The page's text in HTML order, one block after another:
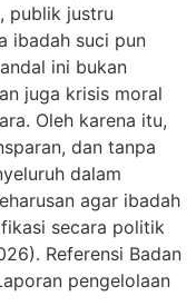
publik justru
ibadah suci pun
ini bukan
juga krisis moral
Oleh karena itu,
dan tanpa
dalam
agar ibadah
secara politik
Referensi Badan
pengelolaan